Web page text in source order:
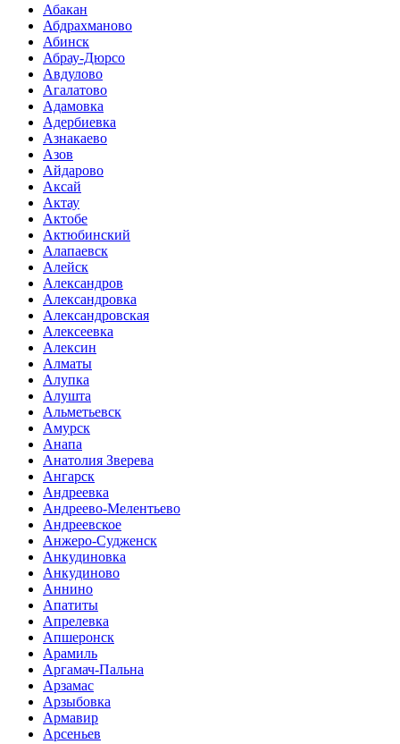
Абакан
Абдрахманово
Абинск
Абрау-Дюрсо
Авдулово
Агалатово
Адамовка
Адербиевка
Азнакаево
Азов
Айдарово
Аксай
Актау
Актобе
Актюбинский
Алапаевск
Алейск
Александров
Александровка
Александровская
Алексеевка
Алексин
Алматы
Алупка
Алушта
Альметьевск
Амурск
Анапа
Анатолия Зверева
Ангарск
Андреевка
Андреево-Мелентьево
Андреевское
Анжеро-Судженск
Анкудиновка
Анкудиново
Аннино
Апатиты
Апрелевка
Апшеронск
Арамиль
Аргамач-Пальна
Арзамас
Арзыбовка
Армавир
Арсеньев